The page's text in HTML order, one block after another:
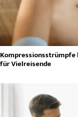
für Vielreisende